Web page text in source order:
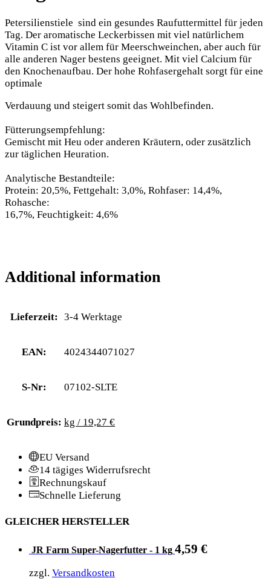
Petersilienstiele sind ein gesundes Raufuttermittel für jeden
Tag. Der aromatische Leckerbissen mit viel natürlichem
Vitamin C ist vor allem für Meerschweinchen, aber auch für
alle anderen Nager bestens geeignet. Mit viel Calcium für
den Knochenaufbau. Der hohe Rohfasergehalt sorgt für eine
optimale
Verdauung und steigert somit das Wohlbefinden.
Fütterungsempfehlung:
Gemischt mit Heu oder anderen Kräutern, oder zusätzlich
zur täglichen Heuration.
Analytische Bestandteile:
Protein: 20,5%, Fettgehalt: 3,0%, Rohfaser: 14,4%,
Rohasche:
16,7%, Feuchtigkeit: 4,6%
Additional information
Lieferzeit: 3-4 Werktage
EAN: 4024344071027
S-Nr: 07102-SLTE
Grundpreis: kg / 19,27 €
EU Versand
14 tägiges Widerrufsrecht
Rechnungskauf
Schnelle Lieferung
GLEICHER HERSTELLER
JR Farm Super-Nagerfutter - 1 kg 4,59 €
zzgl. Versandkosten